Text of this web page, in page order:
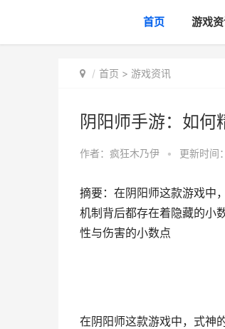
首页 游戏
首页 > 游戏资讯
阴阳师手游：如何
作者： 疯狂木乃伊 • 更新时间
摘要：在阴阳师这款游戏中
机制背后都存在着隐藏的小
性与伤害的小数点
在阴阳师这款游戏中，式神